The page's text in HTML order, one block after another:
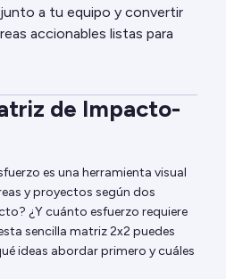
a tu equipo y convertir
accionables listas para
de Impacto-
es una herramienta visual
y proyectos según dos
¿Y cuánto esfuerzo requiere
sencilla matriz 2x2 puedes
ideas abordar primero y cuáles